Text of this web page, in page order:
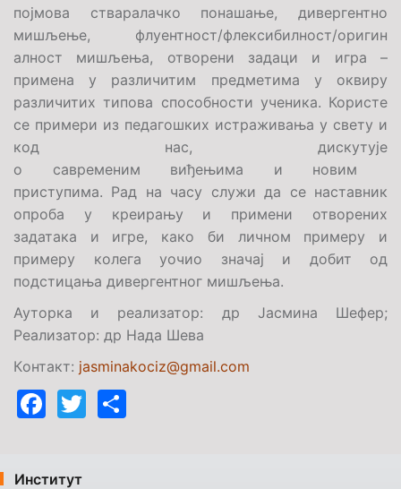
појмова стваралачко понашање, дивергентно
мишљење, флуентност/флексибилност/оригин
алност мишљења, отворени задаци и игра –
примена у различитим предметима у оквиру
различитих типова способности ученика. Користе
се примери из педагошких истраживања у свету и
код нас, дискутује
о савременим виђењима и новим
приступима. Рад на часу служи да се наставник
опроба у креирању и примени отворених
задатака и игре, како би личном примеру и
примеру колега уочио значај и добит од
подстицања дивергентног мишљења.
Ауторка и реализатор: др Јасмина Шефер;
Реализатор: др Нада Шева
Контакт: jasminakociz@gmail.com
Facebook
Twitter
Институт